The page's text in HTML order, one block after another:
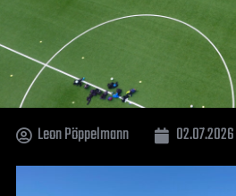
Leon Pöppelmann 02.07.2026